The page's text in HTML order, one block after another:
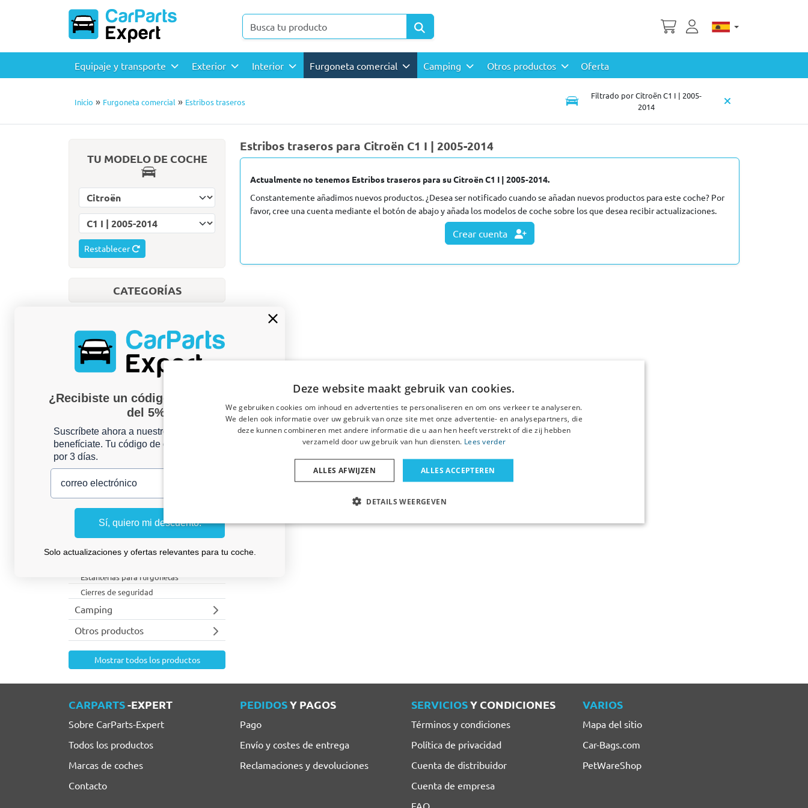
Equipaje y transporte Exterior Interior Furgoneta comercial Camping Otros productos Oferta
Inicio » Furgoneta comercial » Estribos traseros
Filtrado por Citroën C1 I | 2005-
2014
TU MODELO DE COCHE
Seleccionar marca de coche
Seleccionar modelo de coche
Restablecer
CATEGORÍAS
Exterior
Interior
Furgoneta comercial
Estribos laterales
Escaleras de puerta
Barras delanteras, traseras y laterales
Fundas de asiento
Estribos traseros
Barras de techo
Protección del espacio de carga
Cajas de almacenamiento
Bacas de techo
Accesorios para furgonetas
Estanterías para furgonetas
Cierres de seguridad
Camping
Otros productos
Mostrar todos los productos
Estribos traseros para Citroën C1 I | 2005-2014
Actualmente no tenemos Estribos traseros para su Citroën C1 I | 2005-2014.
Constantemente añadimos nuevos productos. ¿Desea ser notificado cuando se añadan nuevos productos para este coche? Por
favor, cree una cuenta mediante el botón de abajo y añada los modelos de coche sobre los que desea recibir actualizaciones.
Crear cuenta
CARPARTS-EXPERT
Sobre CarParts-Expert
Todos los productos
Marcas de coches
Contacto
PEDIDOSY PAGOS
Pago
Envío y costes de entrega
Reclamaciones y devoluciones
SERVICIOSY CONDICIONES
Términos y condiciones
Política de privacidad
Cuenta de distribuidor
Cuenta de empresa
FAQ
VARIOS
Mapa del sitio
Car-Bags.com
PetWareShop
Deze website maakt gebruik van cookies.
We gebruiken cookies om inhoud en advertenties te personaliseren en om ons verkeer te analyseren.
We delen ook informatie over uw gebruik van onze site met onze advertentie- en analysepartners, die
deze kunnen combineren met andere informatie die u aan hen heeft verstrekt of die zij hebben
verzameld door uw gebruik van hun diensten. Lees verder
ALLES ACCEPTEREN
ALLES AFWIJZEN
DETAILS WEERGEVEN
¿Recibiste un código de descuento
del 5%?
Suscríbete ahora a nuestro boletín y
benefíciate. Tu código de descuento es válido
por 3 días.
correo electrónico
Sí, quiero mi descuento.
Solo actualizaciones y ofertas relevantes para tu coche.